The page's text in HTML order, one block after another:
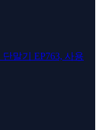
말기 EP763, 사용